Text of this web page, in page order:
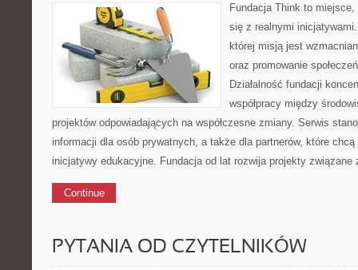
Fundacja Think to
się z realnymi
której misją jest
oraz promowanie
Działalność fundacji
współpracy między
projektów odpowiadających na współczesne zmiany. Serwis
informacji dla osób prywatnych, a także dla partnerów, które
inicjatywy edukacyjne. Fundacja od lat rozwija projekty
Continue
PYTANIA OD CZYTELNIKÓW